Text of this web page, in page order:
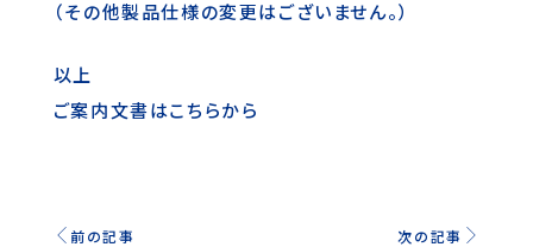
（その他製品仕様の変更はございません。）
以上
ご案内文書はこちらから
前の記事 次の記事